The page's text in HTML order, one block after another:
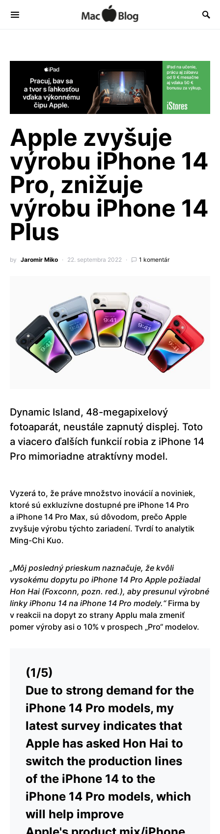
Apple zvyšuje
výrobu iPhone 14
Pro, znižuje
výrobu iPhone 14
Plus
by Jaromir Miko 22. septembra 2022 1 komentár
Dynamic Island, 48-megapixelový
fotoaparát, neustále zapnutý displej. Toto
a viacero ďalších funkcií robia z iPhone 14
Pro mimoriadne atraktívny model.
Vyzerá to, že práve množstvo inovácií a noviniek,
ktoré sú exkluzívne dostupné pre iPhone 14 Pro
a iPhone 14 Pro Max, sú dôvodom, prečo Apple
zvyšuje výrobu týchto zariadení. Tvrdí to analytik
Ming-Chi Kuo.
„Môj posledný prieskum naznačuje, že kvôli
vysokému dopytu po iPhone 14 Pro Apple požiadal
Hon Hai (Foxconn, pozn. red.), aby presunul výrobné
linky iPhonu 14 na iPhone 14 Pro modely.“ Firma by
v reakcii na dopyt zo strany Applu mala zmeniť
pomer výroby asi o 10% v prospech „Pro“ modelov.
(1/5)
Due to strong demand for the
iPhone 14 Pro models, my
latest survey indicates that
Apple has asked Hon Hai to
switch the production lines
of the iPhone 14 to the
iPhone 14 Pro models, which
will help improve